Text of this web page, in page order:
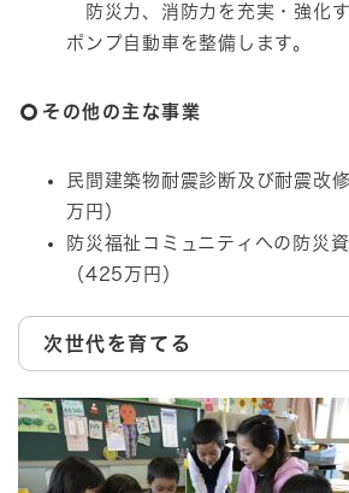
防災力、消防力を充実・強化
ポンプ自動車を整備します。
その他の主な事業
民間建築物耐震診断及び耐震改
万円）
防災福祉コミュニティへの防災
（425万円）
次世代を育てる